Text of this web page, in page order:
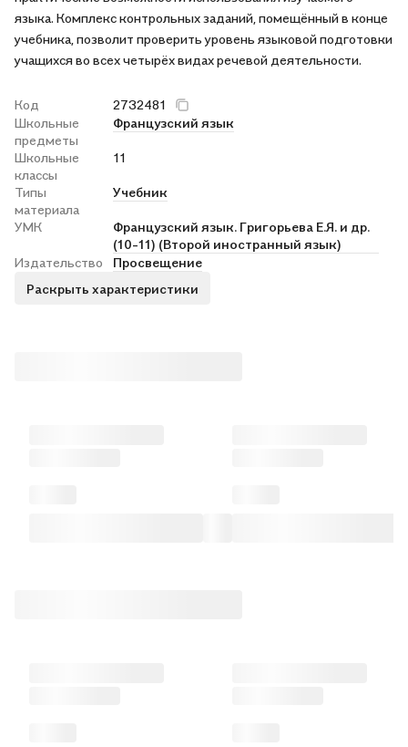
языка. Комплекс контрольных заданий, помещённый в конце
учебника, позволит проверить уровень языковой подготовки
учащихся во всех четырёх видах речевой деятельности.
Код
2732481
Школьные
предметы
Французский язык
Школьные
классы
11
Типы
материала
Учебник
УМК
Французский язык. Григорьева Е.Я. и др.
(10-11) (Второй иностранный язык)
Издательство
Просвещение
Раскрыть характеристики